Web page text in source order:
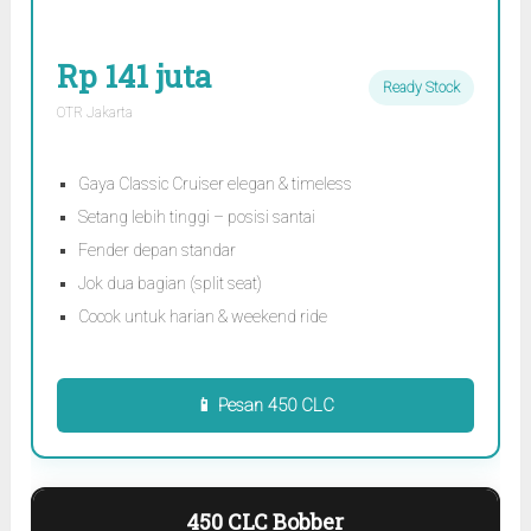
Rp 141 juta
OTR Jakarta
Ready Stock
Gaya Classic Cruiser elegan & timeless
Setang lebih tinggi – posisi santai
Fender depan standar
Jok dua bagian (split seat)
Cocok untuk harian & weekend ride
📱 Pesan 450 CLC
450 CLC Bobber